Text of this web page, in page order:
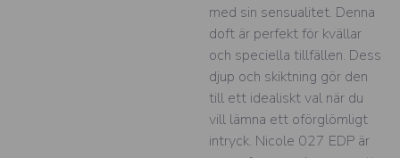
med sin sensualitet. Denna
doft är perfekt för kvällar
och speciella tillfällen. Dess
djup och skiktning gör den
till ett idealiskt val när du
vill lämna ett oförglömligt
intryck. Nicole 027 EDP är